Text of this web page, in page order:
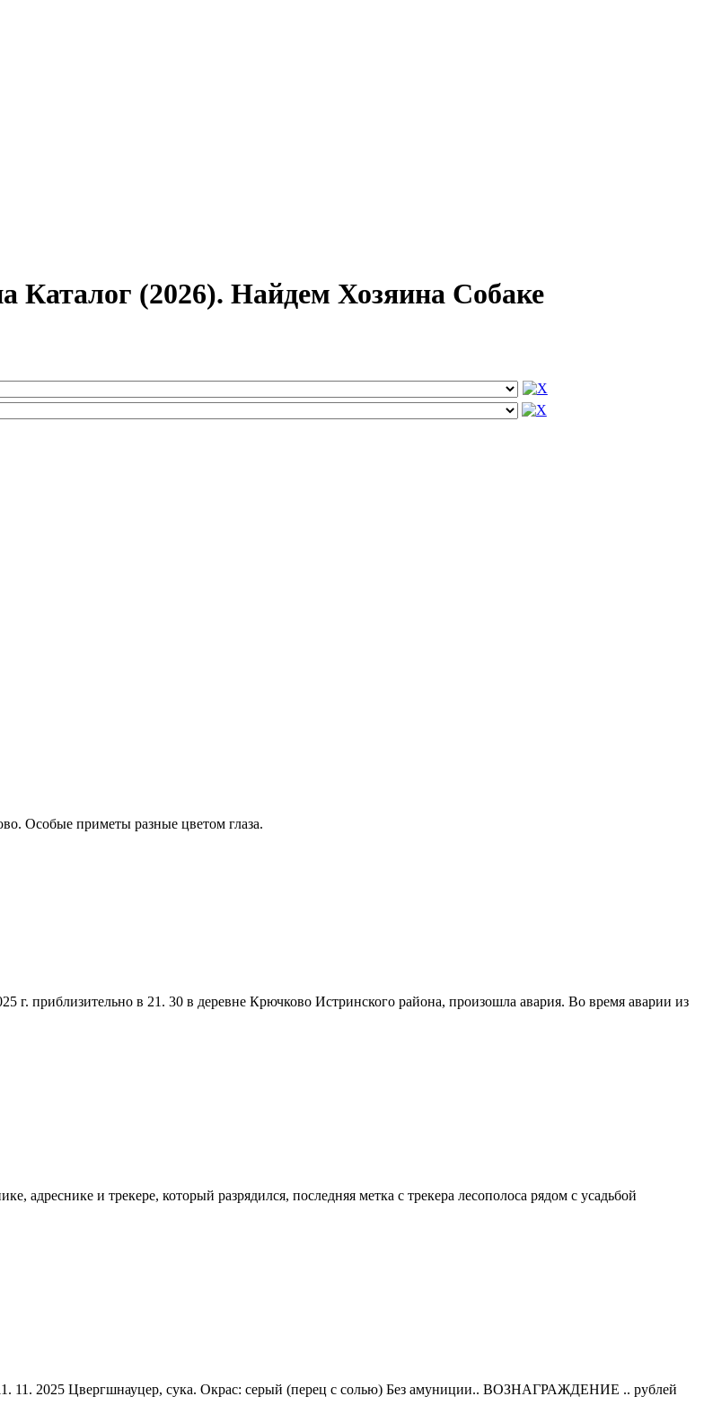
Каталог (2026). Найдем Хозяина Собаке
Особые приметы разные цветом глаза.
г. приблизительно в 21. 30 в деревне Крючково Истринского района, произошла авария. Во время аварии из
адреснике и трекере, который разрядился, последняя метка с трекера лесополоса рядом с усадьбой
2025 Цвергшнауцер, сука. Окрас: серый (перец с солью) Без амуниции.. ВОЗНАГРАЖДЕНИЕ .. рублей